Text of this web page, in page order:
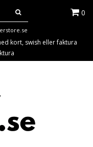
0
kort, swish eller faktura